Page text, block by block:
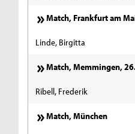
Match, Frankfurt am
Linde, Birgitta
Match, Memmingen,
Ribell, Frederik
Match, München